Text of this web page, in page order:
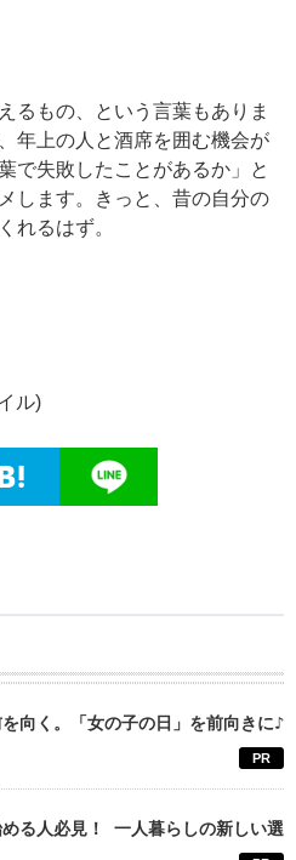
るもの、という言葉もありま
年上の人と酒席を囲む機会が
で失敗したことがあるか」と
します。きっと、昔の自分の
れるはず。
ル)
向く。「女の子の日」を前向きに♪
PR
る人必見！ 一人暮らしの新しい選